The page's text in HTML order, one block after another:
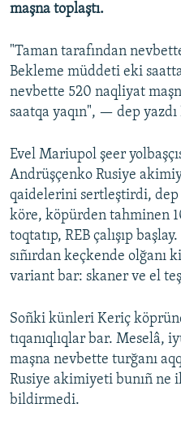
maşna toplaştı.
"Taman tarafından
Bekleme müddeti eki
nevbette 520 naqliyat
saatqa yaqın", — dep
Evel Mariupol şeer
Andrüşçenko Rusiye
qaidelerini sertleştirdi, dep
köre, köpürden tahminen
toqtatıp, REB çalışıp
sıñırdan keçkende
variant bar: skaner ve el
Soñki künleri Keriç
tıqanıqlıqlar bar. Meselâ,
maşna nevbette turğanı
Rusiye akimiyeti bunıñ ne
bildirmedi.